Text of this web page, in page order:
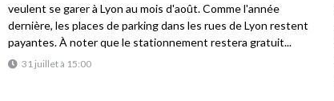
31 juillet à 15:00
veulent se garer à Lyon au mois d'août. Comme l'année
dernière, les places de parking dans les rues de Lyon restent
payantes. À noter que le stationnement restera gratuit...